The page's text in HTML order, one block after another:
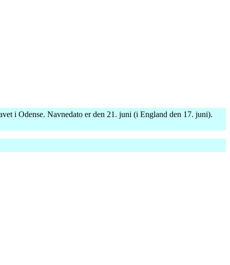
i Odense. Navnedato er den 21. juni (i England den 17. juni).